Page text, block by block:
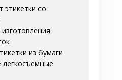
этикетки со
из бумаги